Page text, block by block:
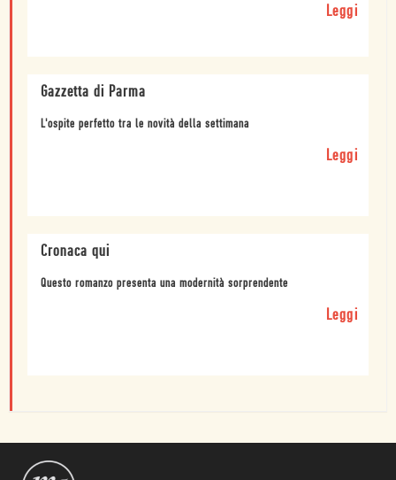
Leggi
Gazzetta di Parma
L'ospite perfetto tra le novità della settimana
Leggi
Cronaca qui
Questo romanzo presenta una modernità sorprendente
Leggi